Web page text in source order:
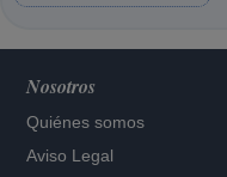
Nosotros
Quiénes somos
Aviso Legal